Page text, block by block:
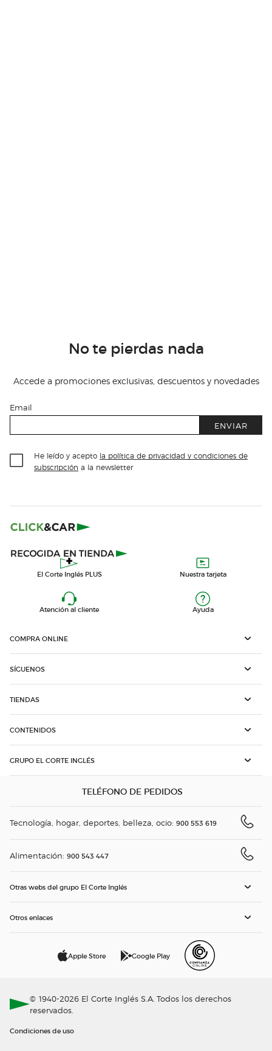
No te pierdas nada
Accede a promociones exclusivas, descuentos y novedades
Email
ENVIAR
He leído y acepto la política de privacidad y condiciones de
subscripción a la newsletter
El Corte Inglés PLUS Nuestra tarjeta
Atención al cliente Ayuda
COMPRA ONLINE
SÍGUENOS
TIENDAS
CONTENIDOS
GRUPO EL CORTE INGLÉS
TELÉFONO DE PEDIDOS
Tecnología, hogar, deportes, belleza, ocio: 900 553 619
Alimentación: 900 543 447
Otras webs del grupo El Corte Inglés
Otros enlaces
Apple Store Google Play
© 1940-2026 El Corte Inglés S.A. Todos los derechos
reservados.
Condiciones de uso